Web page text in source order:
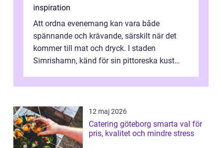
inspiration
Att ordna evenemang kan vara både
spännande och krävande, särskilt när det
kommer till mat och dryck. I staden
Simrishamn, känd för sin pittoreska kust
12 maj 2026
Catering göteborg smarta val för
pris, kvalitet och mindre stress